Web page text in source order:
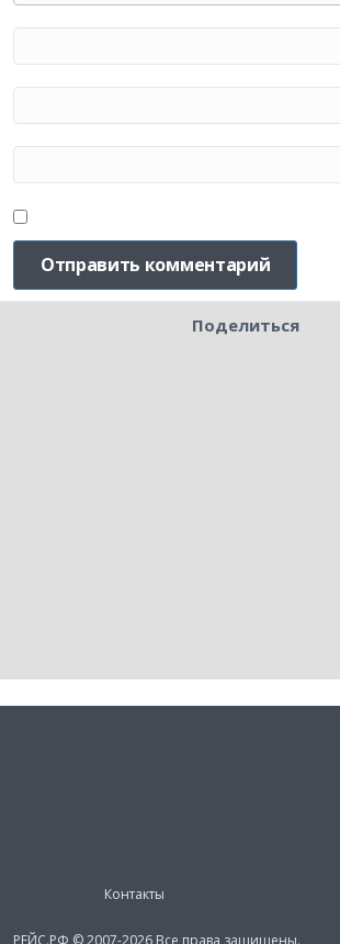
Поделиться
Контакты
РЕЙС.РФ © 2007-2026 Все права защищены.